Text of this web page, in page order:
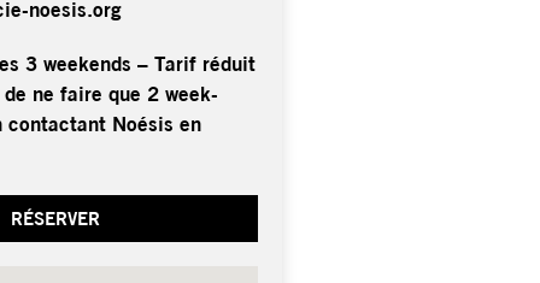
noesis.org
3 weekends – Tarif réduit
ne faire que 2 week-
contactant Noésis en
RÉSERVER